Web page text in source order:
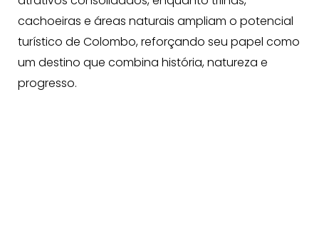
cachoeiras e áreas naturais ampliam o potencial
turístico de Colombo, reforçando seu papel como
um destino que combina história, natureza e
progresso.